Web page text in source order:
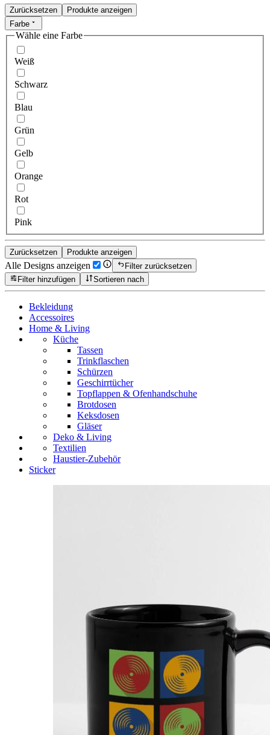
Zurücksetzen
Produkte anzeigen
Farbe
Wähle eine Farbe
Weiß
Schwarz
Blau
Grün
Gelb
Orange
Rot
Pink
Zurücksetzen Produkte anzeigen
Alle Designs anzeigen
Filter zurücksetzen
Filter hinzufügen
Sortieren nach
Bekleidung
Accessoires
Home & Living
Küche
Tassen
Trinkflaschen
Schürzen
Geschirrtücher
Topflappen & Ofenhandschuhe
Brotdosen
Keksdosen
Gläser
Deko & Living
Textilien
Haustier-Zubehör
Sticker